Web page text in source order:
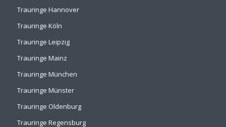
Trauringe Hannover
Trauringe Köln
Trauringe Leipzig
Trauringe Mainz
Trauringe München
Trauringe Münster
Trauringe Oldenburg
Trauringe Regensburg